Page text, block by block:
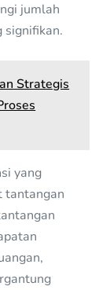
jumlah
signifikan.
Strategis
yang
tantangan